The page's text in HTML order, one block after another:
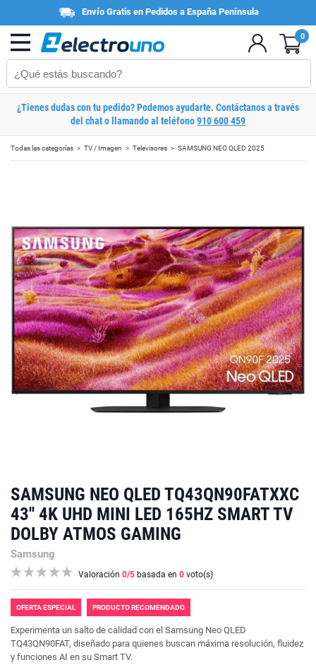
Envío Gratis en Pedidos a España Península
0
¿Tienes dudas con tu pedido? Podemos ayudarte. Contáctanos a través
del chat o llamando al teléfono910 600 459
Todas las categorías TV / Imagen Televisores SAMSUNG NEO QLED 2025
SAMSUNG NEO QLED TQ43QN90FATXXC
43'' 4K UHD MINI LED 165HZ SMART TV
DOLBY ATMOS GAMING
Samsung
Valoración 0/5 basada en 0 voto(s)
OFERTA ESPECIAL PRODUCTO RECOMENDADO
Experimenta un salto de calidad con el Samsung Neo QLED
TQ43QN90FAT, diseñado para quienes buscan máxima resolución, fluidez
y funciones AI en su Smart TV.